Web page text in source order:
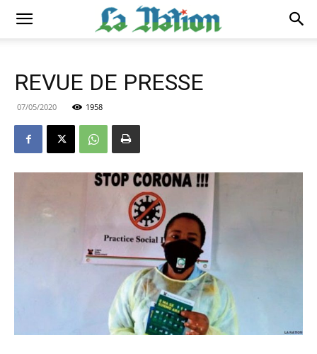
REVUE DE PRESSE
07/05/2020 1958